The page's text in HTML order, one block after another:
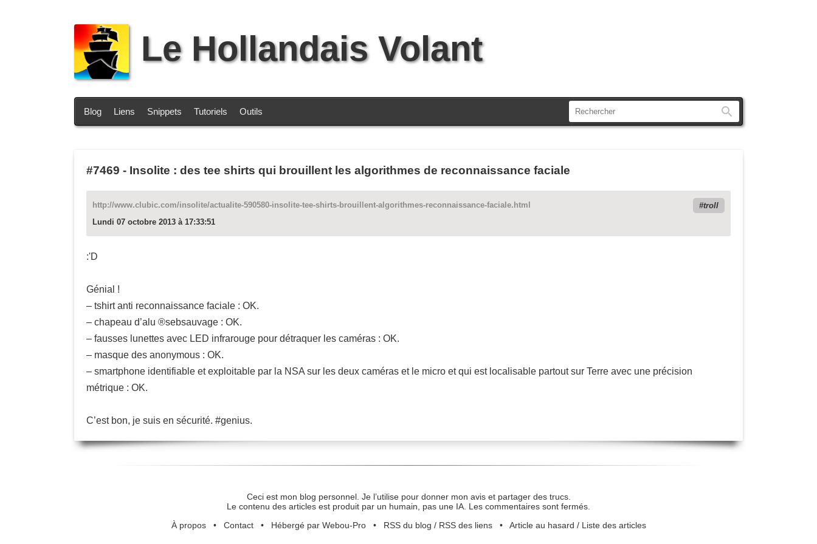
Le Hollandais Volant
Blog Liens Snippets Tutoriels Outils
#7469 - Insolite : des tee shirts qui brouillent les algorithmes de reconnaissance faciale
http://www.clubic.com/insolite/actualite-590580-insolite-tee-shirts-brouillent-algorithmes-reconnaissance-faciale.html
troll
Lundi 07 octobre 2013 à 17:33:51
:'D
Génial !
– tshirt anti reconnaissance faciale : OK.
– chapeau d’alu ®sebsauvage : OK.
– fausses lunettes avec LED infrarouge pour détraquer les caméras : OK.
– masque des anonymous : OK.
– smartphone identifiable et exploitable par la NSA sur les deux caméras et le micro et qui est localisable partout sur Terre avec une précision
métrique : OK.
C’est bon, je suis en sécurité. #genius.
Ceci est mon blog personnel. Je l’utilise pour donner mon avis et partager des trucs.
Le contenu des articles est produit par un humain, pas une IA. Les commentaires sont fermés.
À propos• Contact• Hébergé par Webou-Pro• RSS du blog / RSS des liens• Article au hasard / Liste des articles